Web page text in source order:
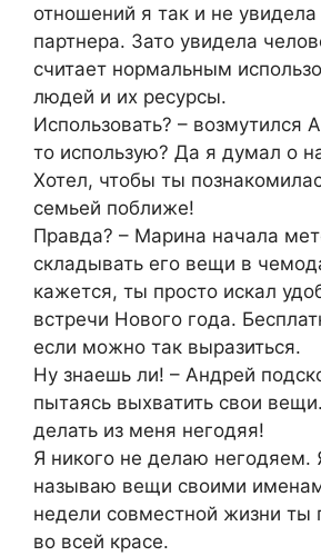
отношений я так и не увидела
партнера. Зато увидела
считает нормальным
людей и их ресурсы.
Использовать? – возмутился
то использую? Да я думал о
Хотел, чтобы ты
семьей поближе!
Правда? – Марина начала
складывать его вещи в
кажется, ты просто искал
встречи Нового года.
если можно так выразиться.
Ну знаешь ли! – Андрей
пытаясь выхватить свои
делать из меня негодяя!
Я никого не делаю негодяем.
называю вещи своими
недели совместной жизни ты
во всей красе.